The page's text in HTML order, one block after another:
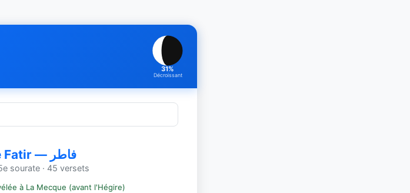
31%
Décroissant
Sourate Fatir — فاطر
sourate · 45 versets
à La Mecque (avant l'Hégire)